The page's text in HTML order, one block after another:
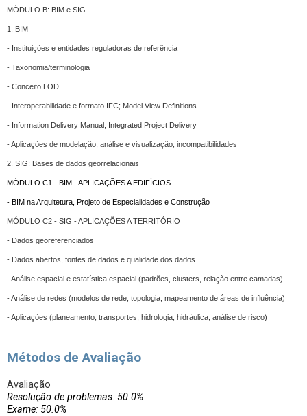
MÓDULO B: BIM e SIG
1. BIM
- Instituições e entidades reguladoras de referência
- Taxonomia/terminologia
- Conceito LOD
- Interoperabilidade e formato IFC; Model View Definitions
- Information Delivery Manual; Integrated Project Delivery
- Aplicações de modelação, análise e visualização; incompatibilidades
2. SIG: Bases de dados georrelacionais
MÓDULO C1 - BIM - APLICAÇÕES A EDIFÍCIOS
- BIM na Arquitetura, Projeto de Especialidades e Construção
MÓDULO C2 - SIG - APLICAÇÕES A TERRITÓRIO
- Dados georeferenciados
- Dados abertos, fontes de dados e qualidade dos dados
- Análise espacial e estatística espacial (padrões, clusters, relação entre camadas)
- Análise de redes (modelos de rede, topologia, mapeamento de áreas de influência)
- Aplicações (planeamento, transportes, hidrologia, hidráulica, análise de risco)
Métodos de Avaliação
Avaliação
Resolução de problemas: 50.0%
Exame: 50.0%